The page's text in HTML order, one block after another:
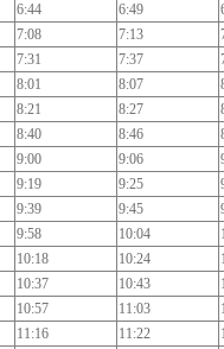
6:44 6:49
7:08 7:13
7:31 7:37
8:01 8:07
8:21 8:27
8:40 8:46
9:00 9:06
9:19 9:25
9:39 9:45
9:58 10:04
10:18 10:24
10:37 10:43
10:57 11:03
11:16 11:22